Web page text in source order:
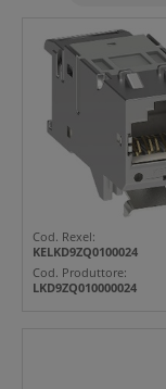
Ordina per
Cod. Rexel:
KELKD9ZQ0100024
Cod. Produttore:
LKD9ZQ010000024